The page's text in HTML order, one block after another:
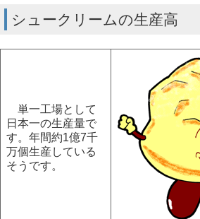
シュークリームの生産高
単一工場として
日本一の生産量で
す。年間約1億7千
万個生産している
そうです。